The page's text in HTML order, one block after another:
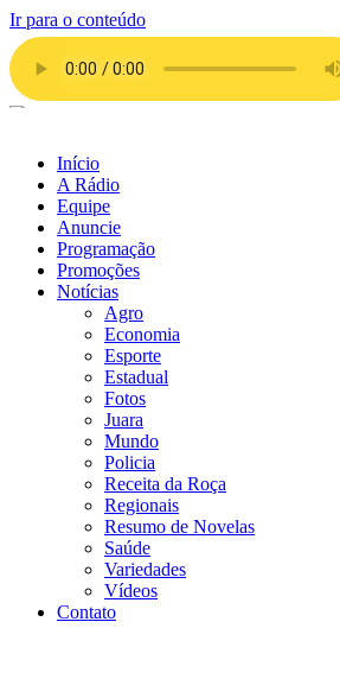
Ir para o conteúdo
Início
A Rádio
Equipe
Anuncie
Programação
Promoções
Notícias
Agro
Economia
Esporte
Estadual
Fotos
Juara
Mundo
Policia
Receita da Roça
Regionais
Resumo de Novelas
Saúde
Variedades
Vídeos
Contato